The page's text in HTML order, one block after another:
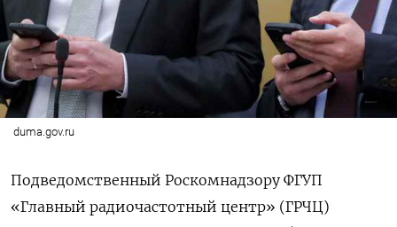
duma.gov.ru
Подведомственный Роскомнадзору ФГУП
«Главный радиочастотный центр» (ГРЧЦ)